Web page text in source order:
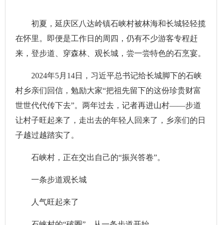
初夏，延庆区八达岭镇石峡村被林海和长城轻轻揽
在怀里。即便是工作日的周四，仍有不少游客专程赶
来，登步道、穿森林、观长城，尝一尝特色的石烹宴。
2024年5月14日，习近平总书记给长城脚下的石峡
村乡亲们回信，勉励大家“把祖先留下的这份珍贵财富
世世代代传下去”。两年过去，记者再进山村——步道
让村子旺起来了，走出去的年轻人回来了，乡亲们的日
子越过越踏实了。
石峡村，正在交出自己的“振兴答卷”。
一条步道观长城
人气旺起来了